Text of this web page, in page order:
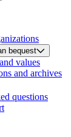
bequest
values
and archives
questions